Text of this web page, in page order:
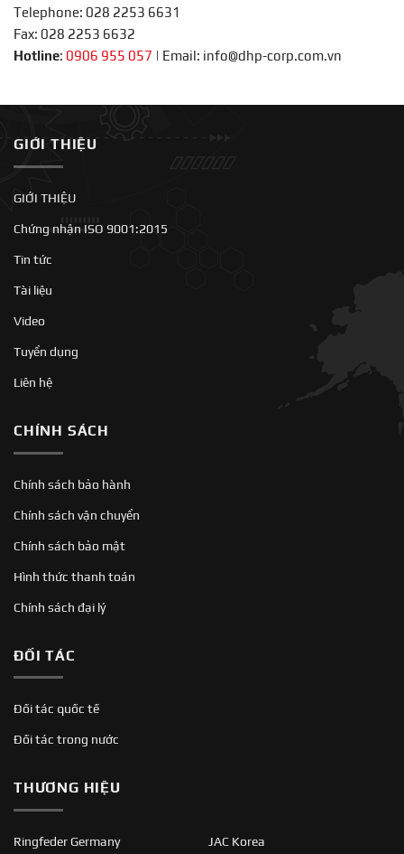
Telephone: 028 2253 6631
Fax: 028 2253 6632
Hotline: 0906 955 057 Email: info@dhp-corp.com.vn
GIỚI THIỆU
GIỚI THIỆU
Chứng nhận ISO 9001:2015
Tin tức
Tài liệu
Video
Tuyển dụng
Liên hệ
CHÍNH SÁCH
Chính sách bảo hành
Chính sách vận chuyển
Chính sách bảo mật
Hình thức thanh toán
Chính sách đại lý
ĐỐI TÁC
Đối tác quốc tế
Đối tác trong nước
THƯƠNG HIỆU
Ringfeder Germany JAC Korea